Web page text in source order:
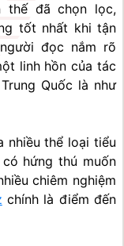
thế đã chọn lọc,
tốt nhất khi tận
đọc nắm rõ
linh hồn của tác
Quốc là như
nhiều thể loại tiểu
hứng thú muốn
chiêm nghiệm
chính là điểm đến